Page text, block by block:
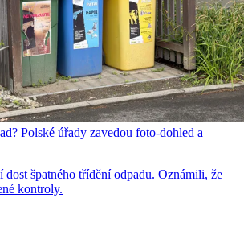
Polské úřady zavedou foto-dohled a
dost špatného třídění odpadu. Oznámili, že
kontroly.